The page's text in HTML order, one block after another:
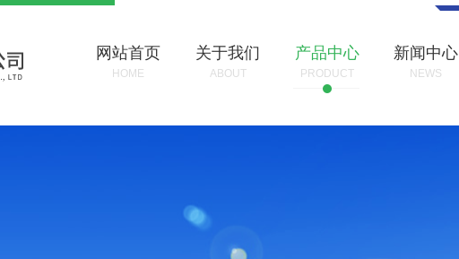
网站首页
HOME
关于我们
ABOUT
产品中心
PRODUCT
新闻中心
NEWS